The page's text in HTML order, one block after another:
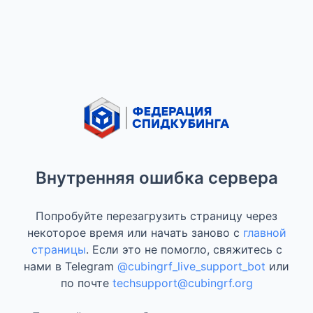
Внутренняя ошибка сервера
Попробуйте перезагрузить страницу через
некоторое время или начать заново с главной
страницы. Если это не помогло, свяжитесь с
нами в Telegram @cubingrf_live_support_bot или
по почте techsupport@cubingrf.org